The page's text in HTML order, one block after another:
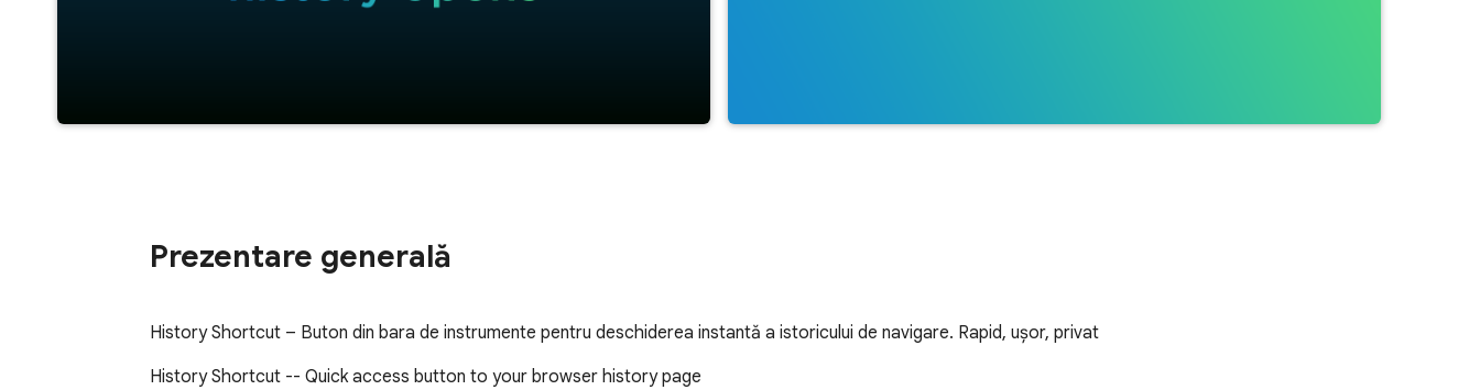
Prezentare generală
History Shortcut – Buton din bara de instrumente pentru deschiderea instantă a istoricului de navigare. Rapid, ușor, privat
History Shortcut -- Quick access button to your browser history page